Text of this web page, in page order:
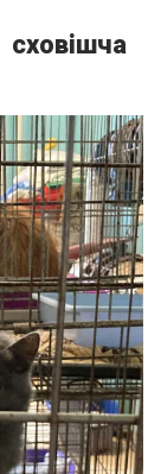
сховішча